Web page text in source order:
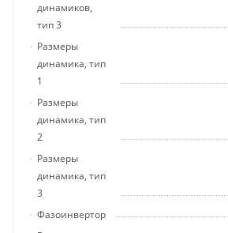
динамиков,
тип 3
Размеры
динамика, тип
1
Размеры
динамика, тип
2
Размеры
динамика, тип
3
Фазоинвертор